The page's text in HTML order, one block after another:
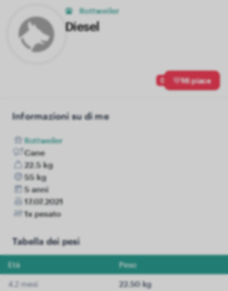
Rottweiler
Diesel
0 Mi piace
Informazioni su di me
Rottweiler
Cane
22.5 kg
55 kg
5 anni
17.07.2021
1x pesato
Tabella dei pesi
Età Peso
4.2 mesi 22.50 kg